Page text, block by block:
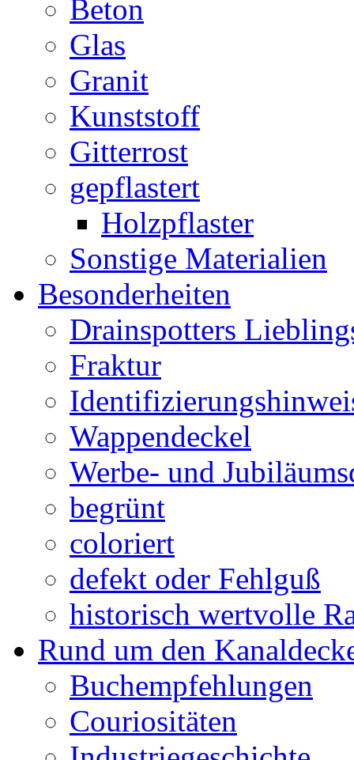
Beton
Glas
Granit
Kunststoff
Gitterrost
gepflastert
Holzpflaster
Sonstige Materialien
Besonderheiten
Drainspotters
Fraktur
Wappendeckel
Werbe- und
begrünt
coloriert
defekt oder Fehlguß
historisch wertvolle
Rund um den
Buchempfehlungen
Couriositäten